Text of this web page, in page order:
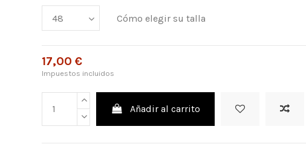
Cómo elegir su talla
17,00 €
Impuestos incluidos
Añadir al carrito